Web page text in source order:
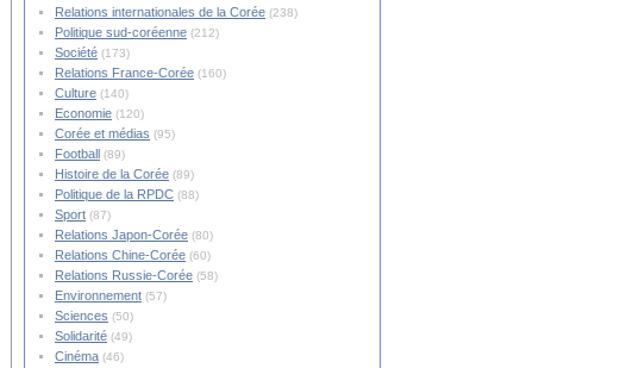
Relations internationales de la Corée (238)
Politique sud-coréenne (212)
Société (173)
Relations France-Corée (160)
Culture (140)
Economie (120)
Corée et médias (95)
Football (89)
Histoire de la Corée (89)
Politique de la RPDC (88)
Sport (87)
Relations Japon-Corée (80)
Relations Chine-Corée (60)
Relations Russie-Corée (58)
Environnement (57)
Sciences (50)
Solidarité (49)
Cinéma (46)